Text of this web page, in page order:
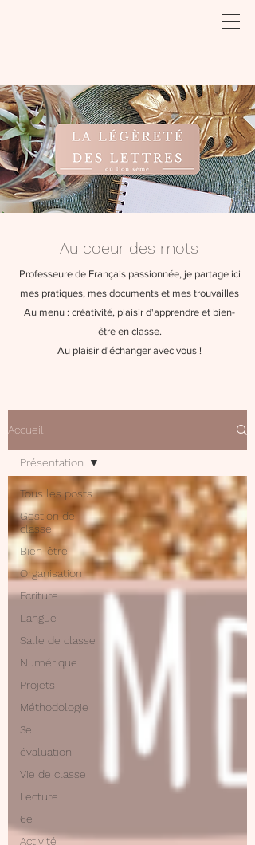
Professeure de Français passionnée, je partage ici
mes pratiques, mes documents et mes trouvailles
Au menu : créativité, plaisir d'apprendre et bien-
être en classe.
Au plaisir d'échanger avec vous !
Au coeur des mots
Accueil
Tous les posts
Gestion de
classe
Bien-être
Organisation
Ecriture
Langue
Salle de classe
Numérique
Projets
Méthodologie
3e
évaluation
Vie de classe
Lecture
6e
Activité
Présentation